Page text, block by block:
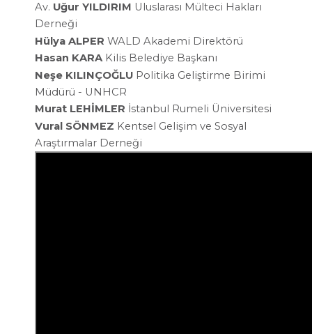
Av. Uğur YILDIRIM Uluslarası Mülteci Hakları
Derneği
Hülya ALPER WALD Akademi Direktörü
Hasan KARA Kilis Belediye Başkanı
Neşe KILINÇOĞLU Politika Geliştirme Birimi
Müdürü - UNHCR
Murat LEHİMLER İstanbul Rumeli Üniversitesi
Vural SÖNMEZ Kentsel Gelişim ve Sosyal
Araştırmalar Derneği